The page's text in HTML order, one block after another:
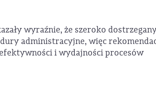
wyraźnie, że szeroko
administracyjne, więc
i wydajności procesów